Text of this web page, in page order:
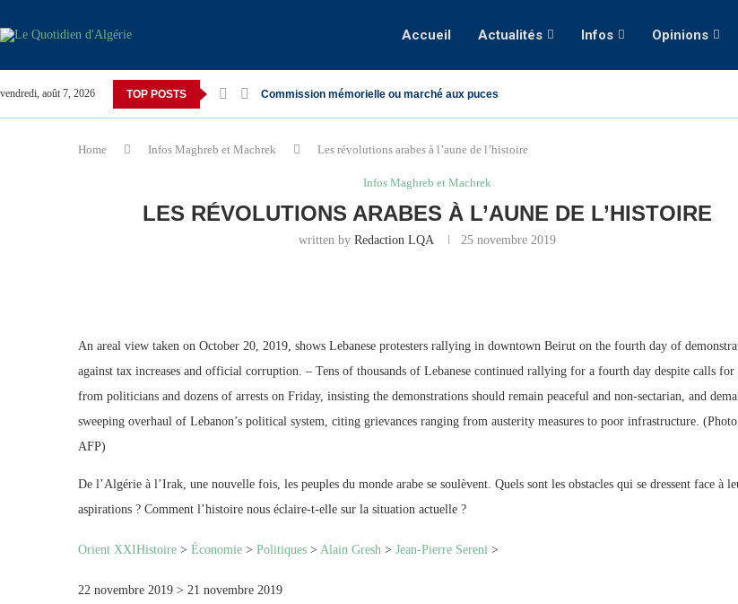
Accueil Actualités Infos Opinions
vendredi, août 7, 2026 TOP POSTS Commission mémorielle ou marché aux puces
Home Infos Maghreb et Machrek Les révolutions arabes à l’aune de l’histoire
Infos Maghreb et Machrek
LES RÉVOLUTIONS ARABES À L’AUNE DE L’HISTOIRE
written byRedaction LQA 25 novembre 2019
An areal view taken on October 20, 2019, shows Lebanese protesters rallying in downtown Beirut on the fourth day of
against tax increases and official corruption. – Tens of thousands of Lebanese continued rallying for a fourth day despite calls for
from politicians and dozens of arrests on Friday, insisting the demonstrations should remain peaceful and non-sectarian, and
sweeping overhaul of Lebanon’s political system, citing grievances ranging from austerity measures to poor infrastructure.
AFP)
De l’Algérie à l’Irak, une nouvelle fois, les peuples du monde arabe se soulèvent. Quels sont les obstacles qui se dressent face à
aspirations ? Comment l’histoire nous éclaire-t-elle sur la situation actuelle ?
Orient XXIHistoire > Économie > Politiques > Alain Gresh > Jean-Pierre Sereni >
22 novembre 2019 > 21 novembre 2019